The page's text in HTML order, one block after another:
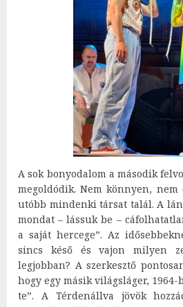
A sok bonyodalom a második
megoldódik. Nem könnyen, nem
utóbb mindenki társat talál. A
mondat – lássuk be –
a saját hercege”. Az
sincs késő és vajon milyen
legjobban? A szerkesztő
hogy egy másik világsláger,
te”. A Térdenállva jövök